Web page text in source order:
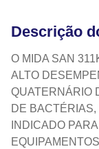
Descrição
O MIDA SAN
ALTO
QUATERNÁRIO
DE
INDICADO